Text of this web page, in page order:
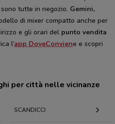
tutte in negozio. Gemini,
di mixer compatto anche per
e gli orari del punto vendita
l’app DoveConviene e scopri
per città nelle vicinanze
SCANDICCI